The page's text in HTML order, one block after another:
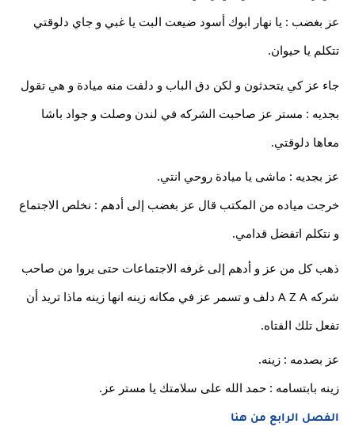
عز بغضب : يا نهار ابوك أسود ضيعت البت يا غبي و جاي دلوقتي
تتكلم يا حيوان.
جاء عز كي يتحدثون و لكن دق الباب و دلفت منه ميادة و هي تقول
بجديه : مستر عز صاحبت الشركه في لندن وصلت و جواد باشا
معاها دلوقتي.
عز بجديه : ماشى يا ميادة روحي انتي.
خرجت مياده من المكتب قال عز بغضب إلى أدهم : نخلص الاجتماع
و نتكلم اتفضل قدامي.
ذهب كل من عز و أدهم إلى غرفه الاجتماعات حتى يروا من صاحب
شركه A Z A دلف و تسمر عز في مكانه زينه انها زينه ماذا تريد أن
تفعل تلك الفتاه.
عز بصدمه : زينه.
زينه بابتسامه : حمد الله على سلامتك يا مستر عز.
الفصل الرابع من هنا